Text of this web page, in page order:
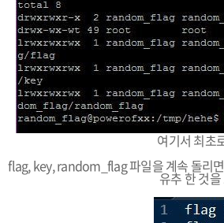
여기서 최초
flag, key, random_flag 파일을 계속 돌리
유추 한 것